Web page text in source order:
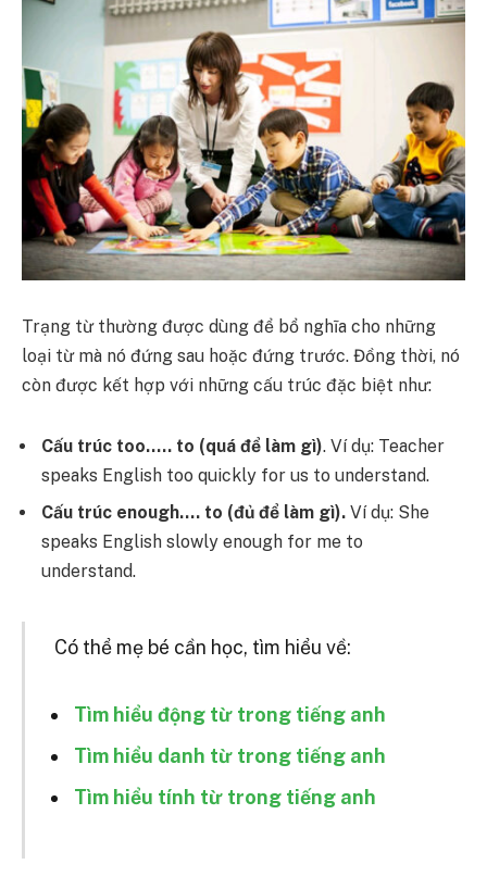
Trạng từ thường được dùng để bổ nghĩa cho những
loại từ mà nó đứng sau hoặc đứng trước. Đồng thời, nó
còn được kết hợp với những cấu trúc đặc biệt như:
Cấu trúc too….. to (quá để làm gì). Ví dụ: Teacher
speaks English too quickly for us to understand.
Cấu trúc enough…. to (đủ để làm gì). Ví dụ: She
speaks English slowly enough for me to
understand.
Có thể mẹ bé cần học, tìm hiểu về:
Tìm hiểu động từ trong tiếng anh
Tìm hiểu danh từ trong tiếng anh
Tìm hiểu tính từ trong tiếng anh